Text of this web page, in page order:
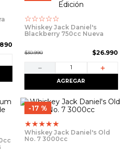
890
☆☆☆☆☆
Whiskey Jack Daniel's
Blackberry 750cc Nueva
$30.990 $26.990
＋
－
AGREGAR
17 %
★★★★★
Whiskey Jack Daniel's Old
No. 7 3000cc